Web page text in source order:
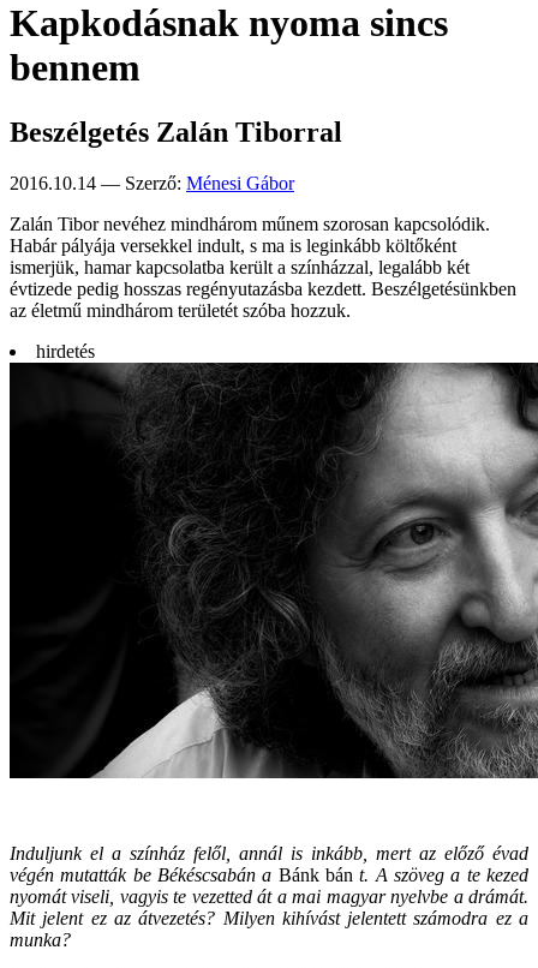
Kapkodásnak nyoma sincs
bennem
Beszélgetés Zalán Tiborral
2016.10.14 — Szerző: Ménesi Gábor
Zalán Tibor nevéhez mindhárom műnem szorosan kapcsolódik.
Habár pályája versekkel indult, s ma is leginkább költőként
ismerjük, hamar kapcsolatba került a színházzal, legalább két
évtizede pedig hosszas regényutazásba kezdett. Beszélgetésünkben
az életmű mindhárom területét szóba hozzuk.
hirdetés
Induljunk el a színház felől, annál is inkább, mert az előző évad
végén mutatták be Békéscsabán a Bánk bánt. A szöveg a te kezed
nyomát viseli, vagyis te vezetted át a mai magyar nyelvbe a drámát.
Mit jelent ez az átvezetés? Milyen kihívást jelentett számodra ez a
munka?